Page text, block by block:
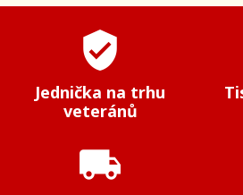
verified_user
Jednička na trhu
veteránů
local_shipping